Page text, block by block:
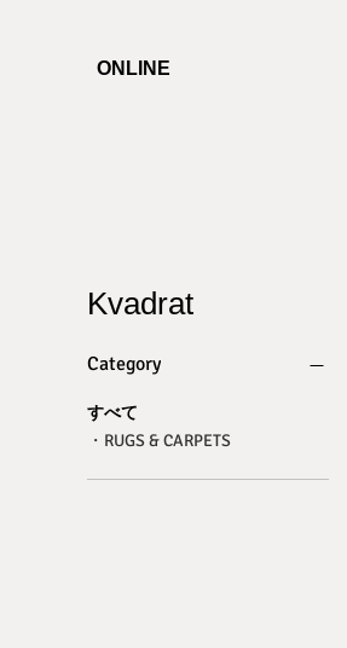
ONLINE
Kvadrat
Category
すべて
・RUGS & CARPETS